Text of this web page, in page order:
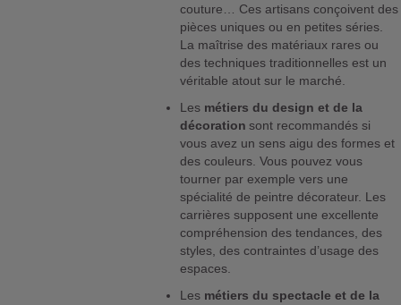
couture… Ces artisans conçoivent des
pièces uniques ou en petites séries.
La maîtrise des matériaux rares ou
des techniques traditionnelles est un
véritable atout sur le marché.
Les métiers du design et de la
décorationsont recommandés si
vous avez un sens aigu des formes et
des couleurs. Vous pouvez vous
tourner par exemple vers une
spécialité de peintre décorateur. Les
carrières supposent une excellente
compréhension des tendances, des
styles, des contraintes d’usage des
espaces.
Les métiers du spectacle et de la